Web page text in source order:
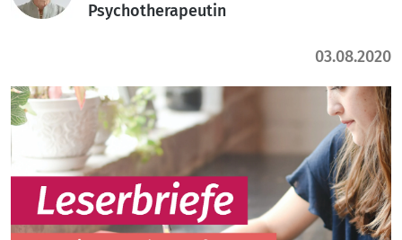
Psychotherapeutin
03.08.2020